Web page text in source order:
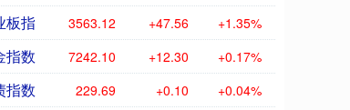
板指 3563.12 +47.56 +1.35%
指数 7242.10 +12.30 +0.17%
指数 229.69 +0.10 +0.04%